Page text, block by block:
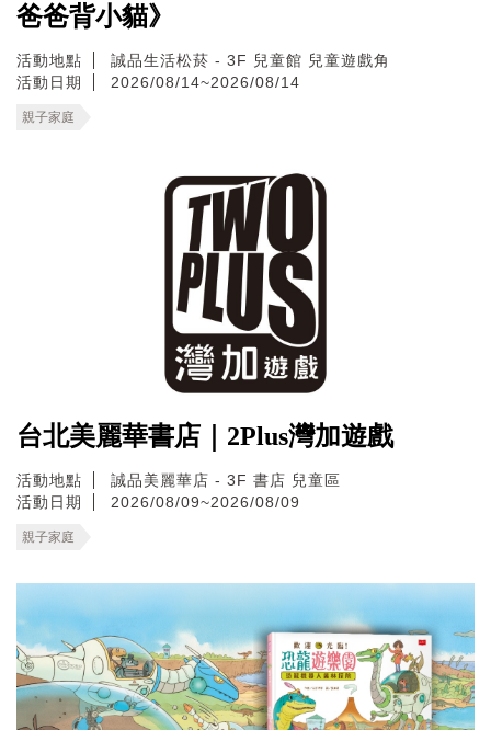
爸爸背小貓》
活動地點
誠品生活松菸 - 3F 兒童館 兒童遊戲角
活動日期
2026/08/14~2026/08/14
親子家庭
台北美麗華書店｜2Plus灣加遊戲
活動地點
誠品美麗華店 - 3F 書店 兒童區
活動日期
2026/08/09~2026/08/09
親子家庭